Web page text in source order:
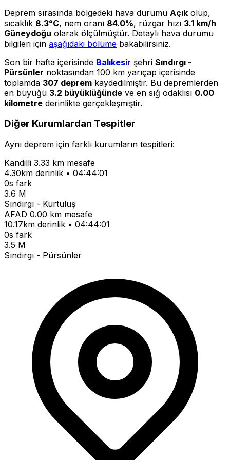
Deprem sırasında bölgedeki hava durumu Açık olup,
sıcaklık 8.3°C, nem oranı 84.0%, rüzgar hızı 3.1 km/h
Güneydoğu olarak ölçülmüştür. Detaylı hava durumu
bilgileri için aşağıdaki bölüme bakabilirsiniz.
Son bir hafta içerisinde Balıkesir şehri Sındırgı -
Pürsünler noktasından 100 km yarıçap içerisinde
toplamda 307 deprem kaydedilmiştir. Bu depremlerden
en büyüğü 3.2 büyüklüğünde ve en sığ odaklısı 0.00
kilometre derinlikte gerçekleşmiştir.
Diğer Kurumlardan Tespitler
Aynı deprem için farklı kurumların tespitleri:
Kandilli 3.33 km mesafe
4.30km derinlik • 04:44:01
0s fark
3.6 M
Sındırgı - Kurtuluş
AFAD 0.00 km mesafe
10.17km derinlik • 04:44:01
0s fark
3.5 M
Sındırgı - Pürsünler